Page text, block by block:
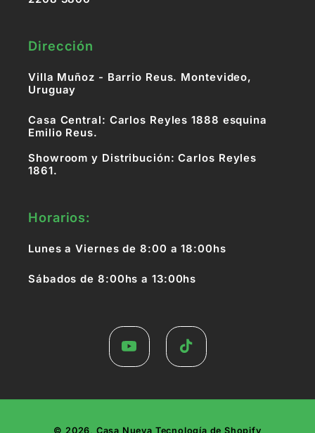
Dirección
Villa Muñoz - Barrio Reus. Montevideo,
Uruguay
Casa Central: Carlos Reyles 1888 esquina
Emilio Reus.
Showroom y Distribución: Carlos Reyles
1861.
Horarios:
Lunes a Viernes de 8:00 a 18:00hs
Sábados de 8:00hs a 13:00hs
YouTube TikTok
© 2026, Casa Nueva Tecnología de Shopify